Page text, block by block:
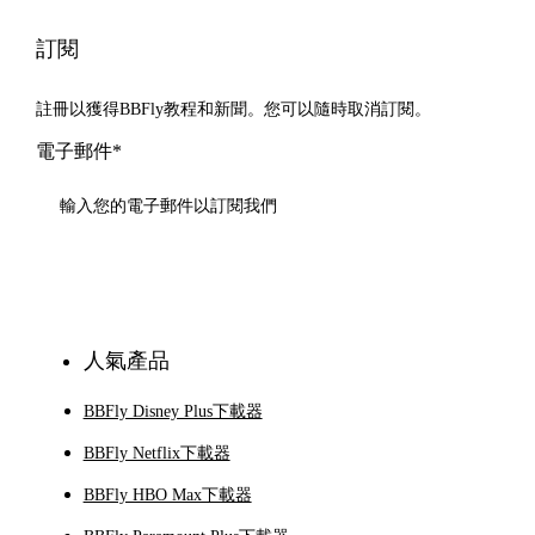
訂閱
註冊以獲得BBFly教程和新聞。您可以隨時取消訂閱。
電子郵件*
人氣產品
BBFly Disney Plus下載器
BBFly Netflix下載器
BBFly HBO Max下載器